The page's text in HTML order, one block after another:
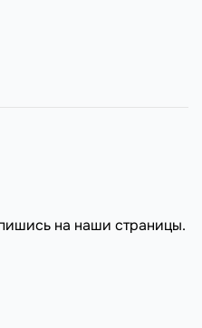
на наши страницы.